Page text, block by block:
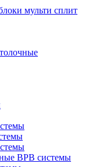
мульти сплит
ВРВ системы